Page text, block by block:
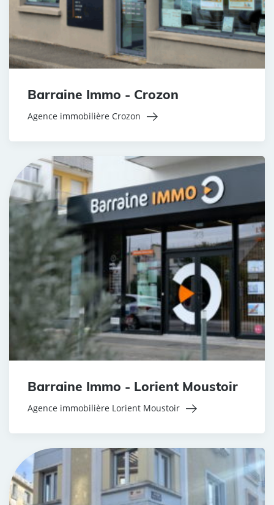
Barraine Immo - Crozon
Agence immobilière Crozon
Barraine Immo - Lorient Moustoir
Agence immobilière Lorient Moustoir